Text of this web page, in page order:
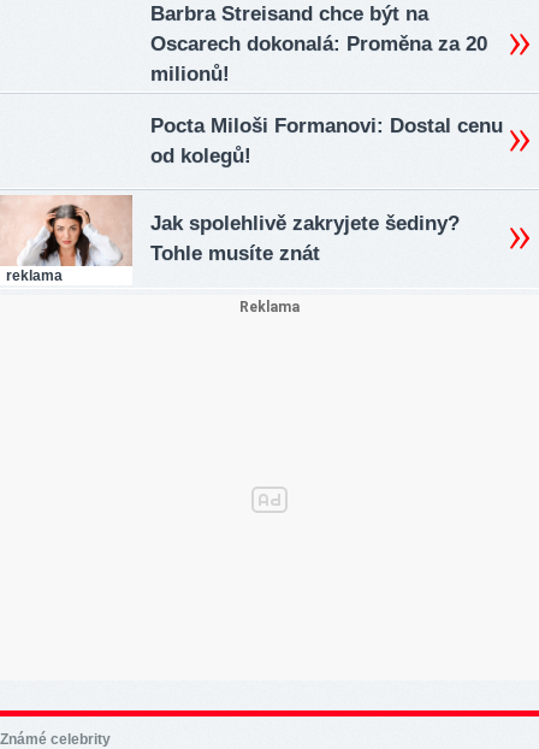
Barbra Streisand chce být na
Oscarech dokonalá: Proměna za 20
milionů!
Pocta Miloši Formanovi: Dostal cenu
od kolegů!
reklama
Jak spolehlivě zakryjete šediny?
Tohle musíte znát
Známé celebrity